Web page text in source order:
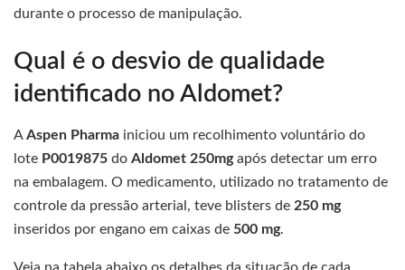
durante o processo de manipulação.
Qual é o desvio de qualidade
identificado no Aldomet?
AAspen Pharma iniciou um recolhimento voluntário do
lote P0019875 do Aldomet 250mgapós detectar um erro
na embalagem. O medicamento, utilizado no tratamento de
controle da pressão arterial, teve blisters de 250 mg
inseridos por engano em caixas de 500 mg.